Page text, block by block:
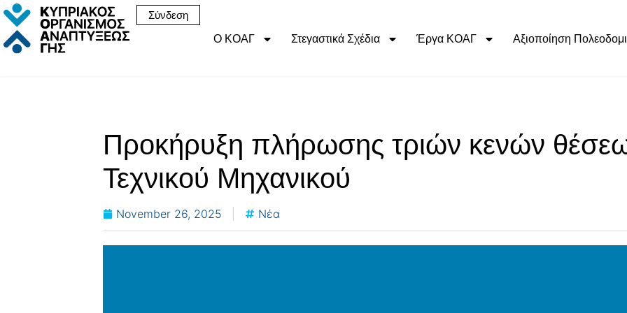
Σύνδεση
Ο ΚΟΑΓ
Στεγαστικά Σχέδια Έργα ΚΟΑΓ Αξιοποίηση
Προκήρυξη πλήρωσης τριών κενών
Τεχνικού Μηχανικού
November 26, 2025 Νέα